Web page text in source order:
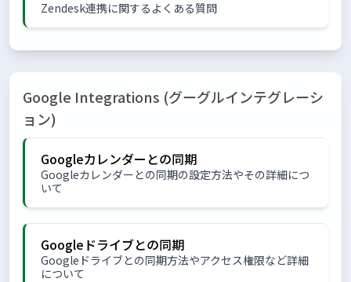
Zendesk連携に関するよくある質問
Google Integrations (グーグルインテグレーシ
ョン)
Googleカレンダーとの同期
Googleカレンダーとの同期の設定方法やその詳細につ
いて
Googleドライブとの同期
Googleドライブとの同期方法やアクセス権限など詳細
について